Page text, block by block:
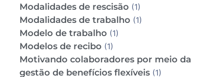
Modalidades de rescisão (1)
Modalidades de trabalho (1)
Modelo de trabalho (1)
Modelos de recibo (1)
Motivando colaboradores por meio da
gestão de benefícios flexíveis (1)